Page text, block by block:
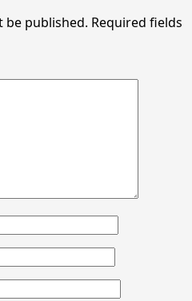
be published. Required fields